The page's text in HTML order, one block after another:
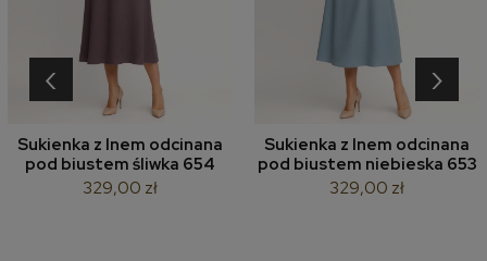
Sukienka z lnem odcinana
pod biustem śliwka 654
329,00 zł
Sukienka z lnem odcinana
pod biustem niebieska 653
329,00 zł
‹ ›